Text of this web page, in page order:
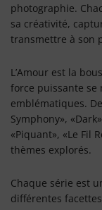
photographie.
sa créativité,
transmettre à son
L’Amour est la
force puissante se
emblématiques.
Symphony»,
«Piquant», «Le Fil
thèmes explorés.
Chaque série est
différentes